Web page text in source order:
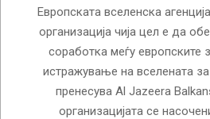
Европската вселенска
организација чија цел е да
соработка меѓу европските
истражување на вселената
пренесува Al Jazeera
организацијата се